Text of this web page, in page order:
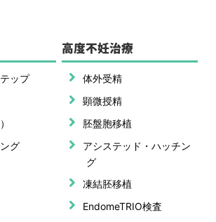
ップ
グ
高度不妊治療
体外受精
顕微授精
胚盤胞移植
アシステッド・ハッチン
グ
凍結胚移植
EndomeTRIO検査